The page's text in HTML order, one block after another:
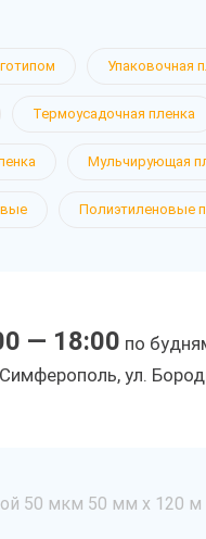
Упаковочная
Термоусадочная пленка
Мульчирующая
Полиэтиленовые
— 18:00 по
Симферополь, ул.
50 мкм 50 мм х 120 м